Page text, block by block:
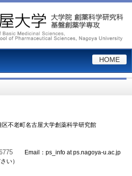
HOME
老町名古屋大学創薬科学研究館
Email：ps_info at ps.nagoya-u.ac.jp
い）